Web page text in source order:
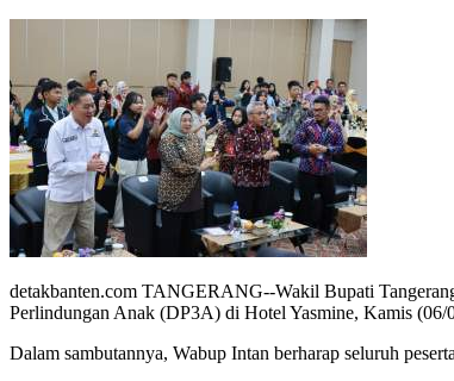
detakbanten.com TANGERANG--Wakil Bupati
Perlindungan Anak (DP3A) di Hotel Yasmine, Kamis (06/
Dalam sambutannya, Wabup Intan berharap seluruh